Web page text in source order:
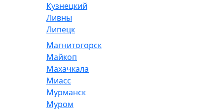
Кузнецкий
Ливны
Липецк
Магнитогорск
Майкоп
Махачкала
Миасс
Мурманск
Муром